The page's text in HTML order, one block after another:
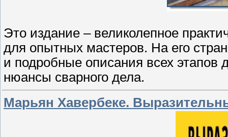
Это издание – великолепное
для опытных мастеров. На его
и подробные описания всех этапов
нюансы сварного дела.
Марьян Хавербеке.